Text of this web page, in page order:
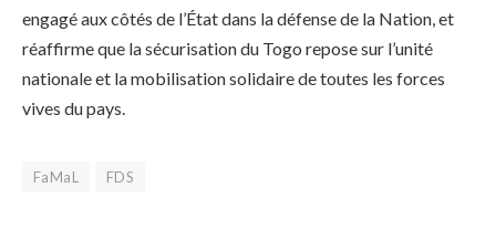
engagé aux côtés de l’État dans la défense de la Nation, et
réaffirme que la sécurisation du Togo repose sur l’unité
nationale et la mobilisation solidaire de toutes les forces
vives du pays.
FaMaL FDS